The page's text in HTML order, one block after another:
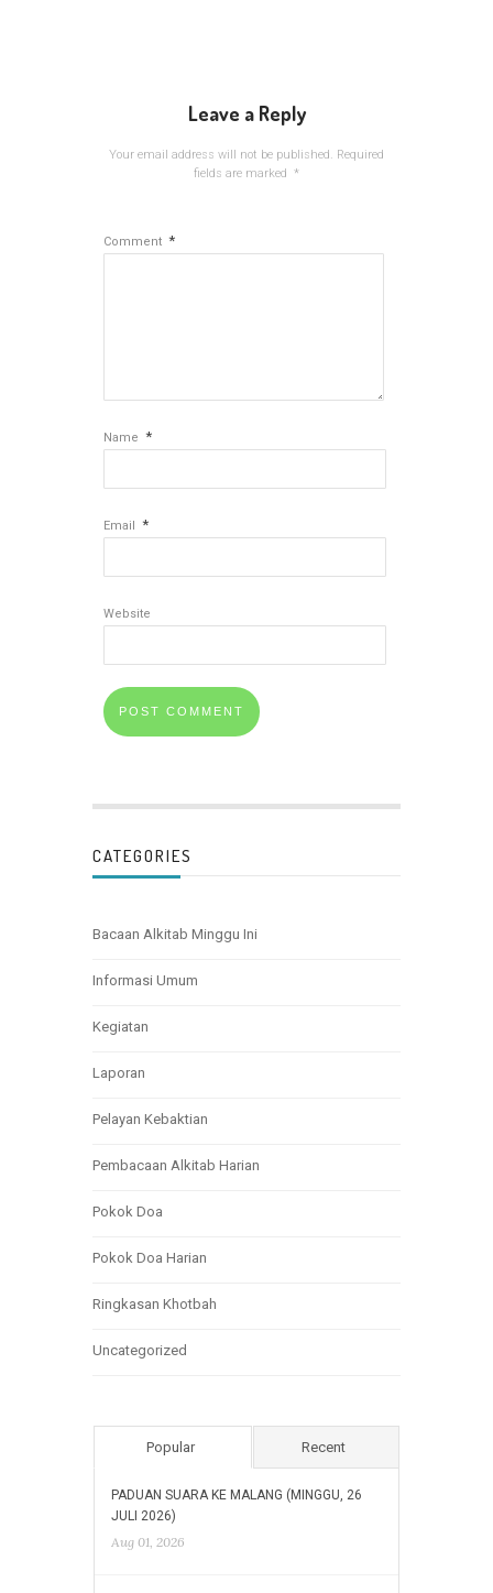
Leave a Reply
Your email address will not be published. Required
fields are marked *
Comment *
Name *
Email *
Website
CATEGORIES
Bacaan Alkitab Minggu Ini
Informasi Umum
Kegiatan
Laporan
Pelayan Kebaktian
Pembacaan Alkitab Harian
Pokok Doa
Pokok Doa Harian
Ringkasan Khotbah
Uncategorized
Popular Recent
PADUAN SUARA KE MALANG (MINGGU, 26
JULI 2026)
Aug 01, 2026